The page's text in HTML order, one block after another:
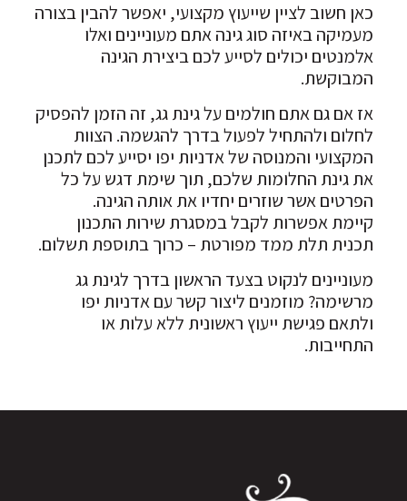
כאן חשוב לציין שייעוץ מקצועי, יאפשר להבין בצורה
מעמיקה באיזה סוג גינה אתם מעוניינים ואלו
אלמנטים יכולים לסייע לכם ביצירת הגינה
המבוקשת.
אז אם גם אתם חולמים על גינת גג, זה הזמן להפסיק
לחלום ולהתחיל לפעול בדרך להגשמה. הצוות
המקצועי והמנוסה של אדניות יפו יסייע לכם לתכנן
את גינת החלומות שלכם, תוך שימת דגש על כל
הפרטים אשר שוזרים יחדיו את אותה הגינה.
קיימת אפשרות לקבל במסגרת שירות התכנון
תכנית תלת ממד מפורטת – כרוך בתוספת תשלום.
מעוניינים לנקוט בצעד הראשון בדרך לגינת גג
מרשימה? מוזמנים ליצור קשר עם אדניות יפו
ולתאם פגישת ייעוץ ראשונית ללא עלות או
התחייבות.